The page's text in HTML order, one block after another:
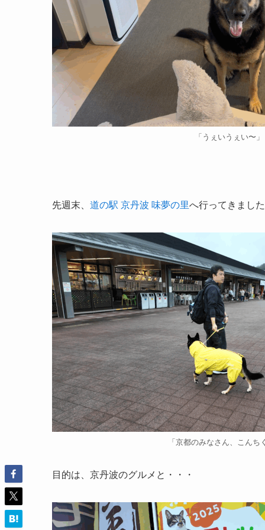
「うぇいうぇい〜」
先週末、 道の駅 京丹波 味夢の里へ行ってきまし
「京都のみなさん、こんち
目的は、京丹波のグルメと・・・